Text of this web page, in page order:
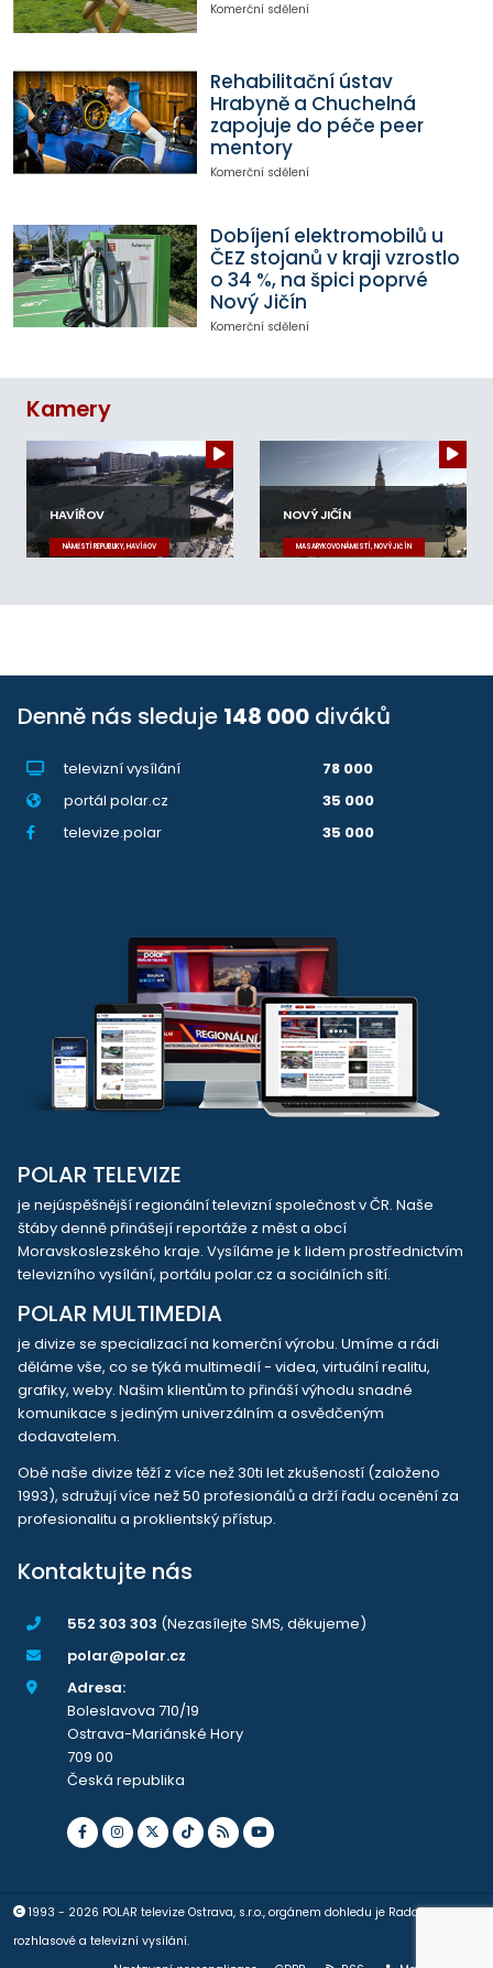
Komerční sdělení
Rehabilitační ústav
Hrabyně a Chuchelná
zapojuje do péče peer
mentory
Komerční sdělení
Dobíjení elektromobilů u
ČEZ stojanů v kraji vzrostlo
o 34 %, na špici poprvé
Nový Jičín
Komerční sdělení
Kamery
HAVÍŘOV
NÁMĚSTÍ REPUBLIKY, HAVÍŘOV
NOVÝ JIČÍN
MASARYKOVO NÁMĚSTÍ, NOVÝ JIČÍN
Denně nás sleduje 148 000 diváků
televizní vysílání
78 000
portál polar.cz
35 000
televize.polar
35 000
POLAR TELEVIZE
je nejúspěšnější regionální televizní společnost v ČR. Naše
štáby denně přinášejí reportáže z měst a obcí
Moravskoslezského kraje. Vysíláme je k lidem prostřednictvím
televizního vysílání, portálu polar.cz a sociálních sítí.
POLAR MULTIMEDIA
je divize se specializací na komerční výrobu. Umíme a rádi
děláme vše, co se týká multimedií - videa, virtuální realitu,
grafiky, weby. Našim klientům to přináší výhodu snadné
komunikace s jediným univerzálním a osvědčeným
dodavatelem.
Obě naše divize těží z více než 30ti let zkušeností (založeno
1993), sdružují více než 50 profesionálů a drží řadu ocenění za
profesionalitu a proklientský přístup.
Kontaktujte nás
552 303 303 (Nezasílejte SMS, děkujeme)
polar@polar.cz
Adresa:
Boleslavova 710/19
Ostrava-Mariánské Hory
709 00
Česká republika
1993 - 2026 POLAR televize Ostrava, s.r.o., orgánem dohledu je Rada pro
rozhlasové a televizní vysílání.